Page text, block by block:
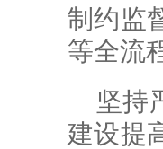
制约监
等全流
坚持
建设提